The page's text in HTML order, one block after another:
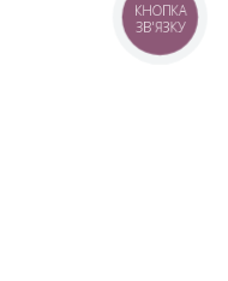
КНОПКА
ЗВ'ЯЗКУ